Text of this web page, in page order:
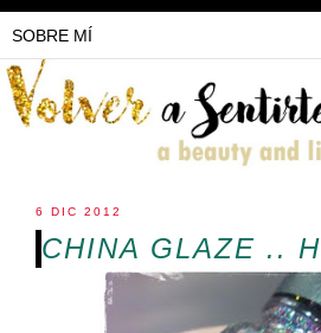
6 DIC 2012
CHINA GLAZE ..